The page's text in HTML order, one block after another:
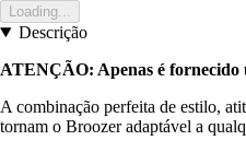
Loading...
Descrição
ATENÇÃO: Apenas é fornecido
A combinação perfeita de estilo,
tornam o Broozer adaptável a